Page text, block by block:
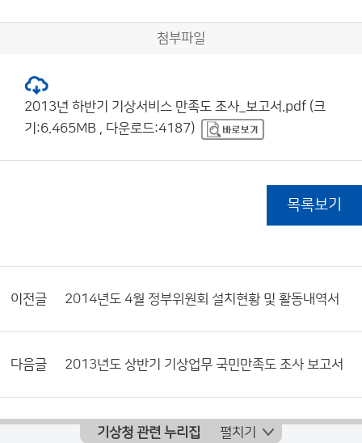
첨부파일
2013년 하반기 기상서비스 만족도 조사_보고서.pdf (크
기:6.465MB , 다운로드:4187)
목록보기
이전글 2014년도 4월 정부위원회 설치현황 및 활동내역서
다음글 2013년도 상반기 기상업무 국민만족도 조사 보고서
기상청 관련 누리집 펼치기